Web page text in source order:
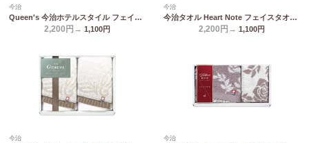
今治
Queen's 今治ホテルスタイル フェイスタオル2P TQS2007712
2,200円→ 1,100円
今治
今治タオル Heart Note フェイスタオル&ウォッシュタオル HN-0021
2,200円→ 1,100円
今治 今治